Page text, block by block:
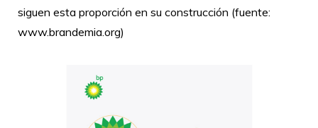
siguen esta proporción en su construcción (fuente:
www.brandemia.org)